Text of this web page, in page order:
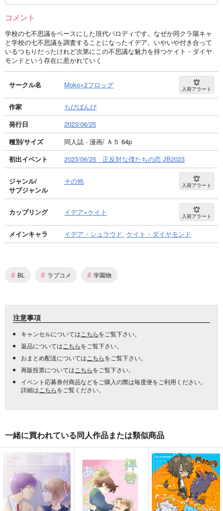
コメント
学校の七不思議をベースにした現代パロディです。なぜか同クラ陽キャ
と学校の七不思議を調査することになったイデア。いやいや付き合って
いるつもりだったけれど次第にこの不思議な魅力を持つケイト・ダイヤ
モンドという存在に惹かれていく
サークル名 Moko×2フロッグ 入荷アラート
作家
ちびばんび
発行日
2023/06/25
種別/サイズ
同人誌 - 漫画/ Ａ５ 64p
初出イベント
2023/06/25 正反対な僕たちの恋 JB2023
ジャンル/
サブジャンル
その他 入荷アラート
カップリング イデア×ケイト 入荷アラート
メインキャラ イデア・シュラウド ケイト・ダイヤモンド
# BL # ラブコメ # 学園物
注意事項
キャンセルについては こちらをご覧下さい。
返品については こちらをご覧下さい。
おまとめ配送については こちらをご覧下さい。
再販投票については こちらをご覧下さい。
イベント応募券付商品などをご購入の際は毎度便をご利用ください。
詳細は こちらをご覧ください。
一緒に買われている同人作品または類似商品